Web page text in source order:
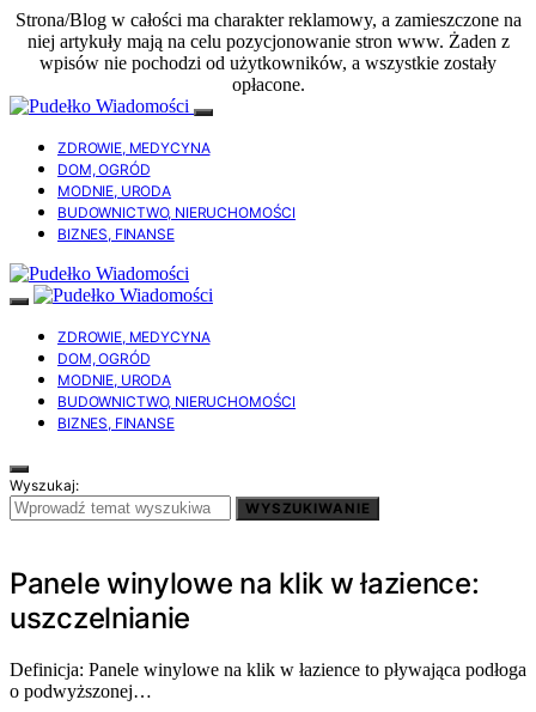
Strona/Blog w całości ma charakter reklamowy, a zamieszczone na
niej artykuły mają na celu pozycjonowanie stron www. Żaden z
wpisów nie pochodzi od użytkowników, a wszystkie zostały
opłacone.
ZDROWIE, MEDYCYNA
DOM, OGRÓD
MODNIE, URODA
BUDOWNICTWO, NIERUCHOMOŚCI
BIZNES, FINANSE
ZDROWIE, MEDYCYNA
DOM, OGRÓD
MODNIE, URODA
BUDOWNICTWO, NIERUCHOMOŚCI
BIZNES, FINANSE
Wyszukaj:
WYSZUKIWANIE
Panele winylowe na klik w łazience:
uszczelnianie
Definicja: Panele winylowe na klik w łazience to pływająca podłoga
o podwyższonej…